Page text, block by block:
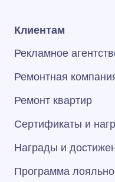
Клиентам
Рекламное
Ремонтная
Ремонт квартир
Сертификаты и
Награды и
Программа